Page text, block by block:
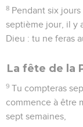
8 Pendant six
septième jour, il y
Dieu : tu ne feras
La fête de la
9 Tu compteras
commence à être
sept semaines,